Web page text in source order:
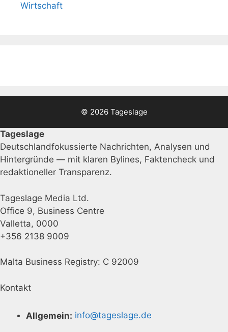
Wirtschaft
© 2026 Tageslage
Tageslage
Deutschlandfokussierte Nachrichten, Analysen und
Hintergründe — mit klaren Bylines, Faktencheck und
redaktioneller Transparenz.
Tageslage Media Ltd.
Office 9, Business Centre
Valletta, 0000
+356 2138 9009
Malta Business Registry: C 92009
Kontakt
Allgemein: info@tageslage.de